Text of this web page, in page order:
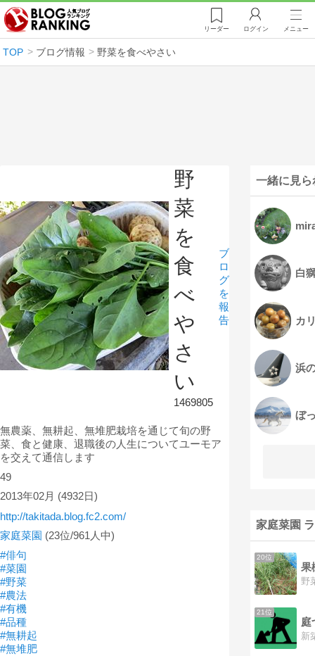
リーダー ログイン メニュー
TOP ブログ情報 野菜を食べやさい
野
菜
を
食
べ
や
さ
い
1469805
ブ
ロ
グ
を
報
告
無農薬、無耕起、無堆肥栽培を通じて旬の野
菜、食と健康、退職後の人生についてユーモア
を交えて通信します
49
2013年02月 (4932日)
http://takitada.blog.fc2.com/
家庭菜園 (23位/961人中)
#俳句
#菜園
#野菜
#農法
#有機
#品種
#無耕起
#無堆肥
一緒に見
白
カ
浜
ぼ
家庭菜園
20位
果
21位
庭